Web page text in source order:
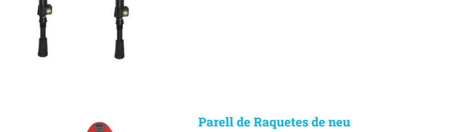
Parell de Raquetes de neu